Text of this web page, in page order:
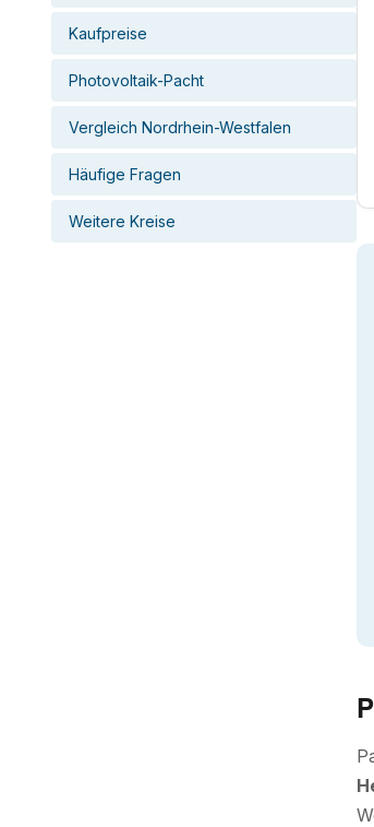
Kaufpreise
Photovoltaik-Pacht
Vergleich Nordrhein-Westfalen
Häufige Fragen
Weitere Kreise